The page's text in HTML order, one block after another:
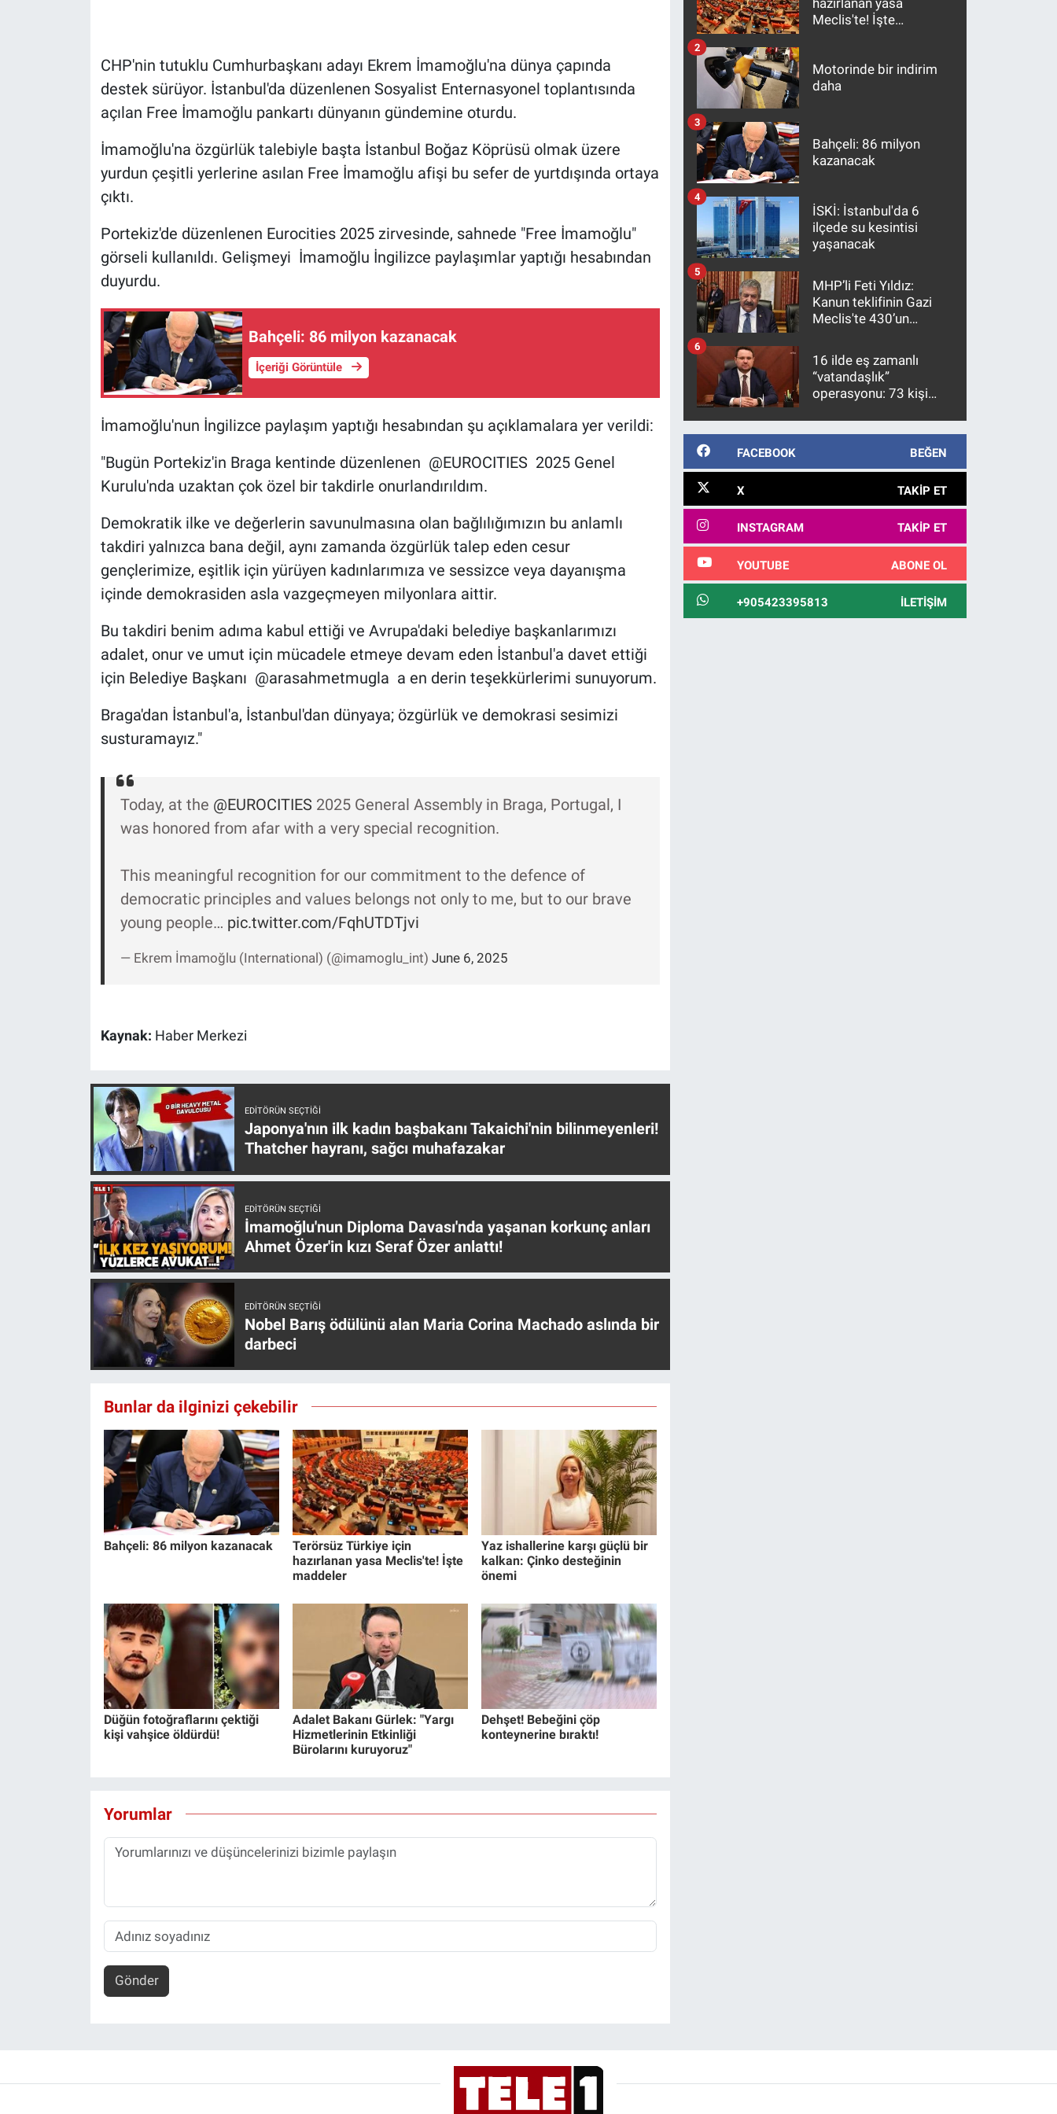
CHP'nin tutuklu Cumhurbaşkanı adayı Ekrem İmamoğlu'na dünya çapında
destek sürüyor. İstanbul'da düzenlenen Sosyalist Enternasyonel toplantısında
açılan Free İmamoğlu pankartı dünyanın gündemine oturdu.
İmamoğlu'na özgürlük talebiyle başta İstanbul Boğaz Köprüsü olmak üzere
yurdun çeşitli yerlerine asılan Free İmamoğlu afişi bu sefer de yurtdışında ortaya
çıktı.
Portekiz'de düzenlenen Eurocities 2025 zirvesinde, sahnede "Free İmamoğlu"
görseli kullanıldı. Gelişmeyi İmamoğlu İngilizce paylaşımlar yaptığı hesabından
duyurdu.
Bahçeli: 86 milyon kazanacak
İçeriği Görüntüle
İmamoğlu'nun İngilizce paylaşım yaptığı hesabından şu açıklamalara yer verildi:
"Bugün Portekiz'in Braga kentinde düzenlenen @EUROCITIES 2025 Genel
Kurulu'nda uzaktan çok özel bir takdirle onurlandırıldım.
Demokratik ilke ve değerlerin savunulmasına olan bağlılığımızın bu anlamlı
takdiri yalnızca bana değil, aynı zamanda özgürlük talep eden cesur
gençlerimize, eşitlik için yürüyen kadınlarımıza ve sessizce veya dayanışma
içinde demokrasiden asla vazgeçmeyen milyonlara aittir.
Bu takdiri benim adıma kabul ettiği ve Avrupa'daki belediye başkanlarımızı
adalet, onur ve umut için mücadele etmeye devam eden İstanbul'a davet ettiği
için Belediye Başkanı @arasahmetmugla a en derin teşekkürlerimi sunuyorum.
Braga'dan İstanbul'a, İstanbul'dan dünyaya; özgürlük ve demokrasi sesimizi
susturamayız."
Today, at the @EUROCITIES 2025 General Assembly in Braga, Portugal, I
was honored from afar with a very special recognition.
This meaningful recognition for our commitment to the defence of
democratic principles and values belongs not only to me, but to our brave
young people… pic.twitter.com/FqhUTDTjvi
— Ekrem İmamoğlu (International) (@imamoglu_int) June 6, 2025
Kaynak: Haber Merkezi
EDITÖRÜN SEÇTIĞI
Japonya'nın ilk kadın başbakanı Takaichi'nin bilinmeyenleri!
Thatcher hayranı, sağcı muhafazakar
EDITÖRÜN SEÇTIĞI
İmamoğlu'nun Diploma Davası'nda yaşanan korkunç anları
Ahmet Özer'in kızı Seraf Özer anlattı!
EDITÖRÜN SEÇTIĞI
Nobel Barış ödülünü alan Maria Corina Machado aslında bir
darbeci
Bunlar da ilginizi çekebilir
Bahçeli: 86 milyon kazanacak
Terörsüz Türkiye için
hazırlanan yasa Meclis'te! İşte
maddeler
Yaz ishallerine karşı güçlü bir
kalkan: Çinko desteğinin
önemi
Düğün fotoğraflarını çektiği
kişi vahşice öldürdü!
Adalet Bakanı Gürlek: "Yargı
Hizmetlerinin Etkinliği
Bürolarını kuruyoruz"
Dehşet! Bebeğini çöp
konteynerine bıraktı!
Yorumlar
Gönder
Meclis'te! İşte
Motorinde bir indirim
daha
2
Bahçeli: 86 milyon
kazanacak
3
İSKİ: İstanbul'da 6
ilçede su kesintisi
yaşanacak
4
MHP’li Feti Yıldız:
Kanun teklifinin Gazi
Meclis'te 430’un
kanunlaşacağı
görülmektedir
5
16 ilde eş zamanlı
“vatandaşlık”
operasyonu: 73 kişi
6
FACEBOOK BEĞEN
X TAKIP ET
INSTAGRAM TAKIP ET
YOUTUBE ABONE OL
+905423395813 İLETIŞIM
Koronavirüs
Kültür Sanat
Ne demişti
Türkiye'nin Geleceği
Türkiye'nin Gündemi
Yerel Gündem
Yerel Yaşam